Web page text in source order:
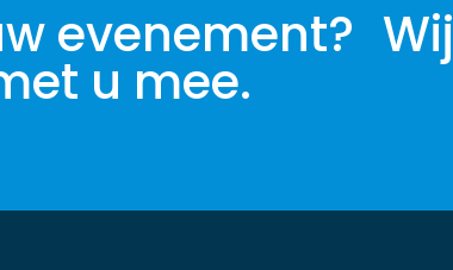
evenement? Wij
u mee.